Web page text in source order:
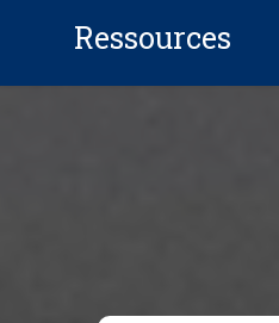
Ressources